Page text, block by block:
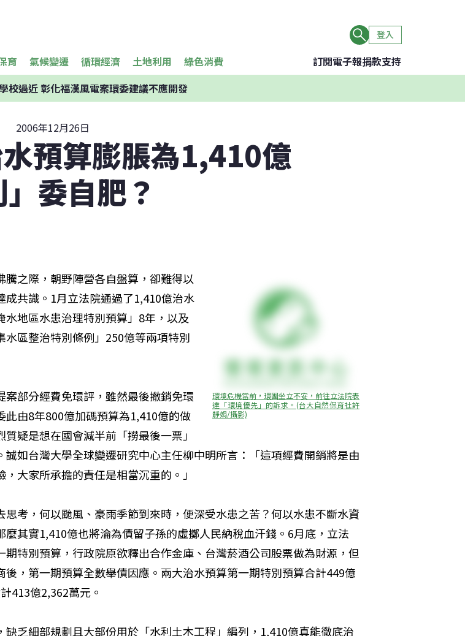
登入
育 氣候變遷 循環經濟 土地利用 綠色消費 訂閱電子報捐款支持
校過近 彰化福漢風電案環委建議不應開發
2006年12月26日
預算膨脹為1,410億
」委自肥？
環境危機當前，環團坐立不安，前往立法院表
達「環境優先」的訴求。(台大自然保育社許
靜娟/攝影)
騰之際，朝野陣營各自盤算，卻難得以
成共識。1月立法院通過了1,410億治水
水地區水患治理特別預算」8年，以及
水區整治特別條例」250億等兩項特別
案部分經費免環評，雖然最後撤銷免環
此由8年800億加碼預算為1,410億的做
疑是想在國會減半前「撈最後一票」
誠如台灣大學全球變遷研究中心主任柳中明所言：「這項經費開銷將是由
大家所承擔的責任是相當沉重的。」
思考，何以颱風、豪雨季節到來時，便深受水患之苦？何以水患不斷水資
麼其實1,410億也將淪為債留子孫的虛擲人民納稅血汗錢。6月底，立法
期特別預算，行政院原欲釋出合作金庫、台灣菸酒公司股票做為財源，但
後，第一期預算全數舉債因應。兩大治水預算第一期特別預算合計449億
413億2,362萬元。
缺乏細部規劃且大部份用於「水利土木工程」編列，1,410億真能徹底治